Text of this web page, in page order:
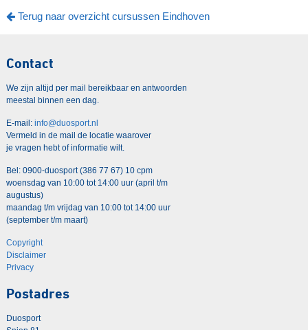
Terug naar overzicht cursussen Eindhoven
Contact
We zijn altijd per mail bereikbaar en antwoorden
meestal binnen een dag.
E-mail: info@duosport.nl
Vermeld in de mail de locatie waarover
je vragen hebt of informatie wilt.
Bel: 0900-duosport (386 77 67) 10 cpm
woensdag van 10:00 tot 14:00 uur (april t/m
augustus)
maandag t/m vrijdag van 10:00 tot 14:00 uur
(september t/m maart)
Copyright
Disclaimer
Privacy
Postadres
Duosport